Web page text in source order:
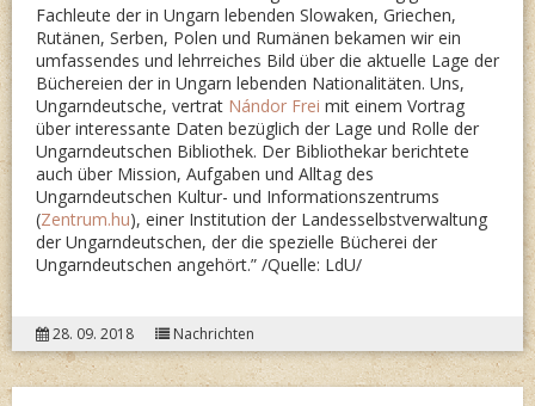
Fachleute der in Ungarn lebenden Slowaken, Griechen,
Rutänen, Serben, Polen und Rumänen bekamen wir ein
umfassendes und lehrreiches Bild über die aktuelle Lage der
Büchereien der in Ungarn lebenden Nationalitäten. Uns,
Ungarndeutsche, vertrat Nándor Frei mit einem Vortrag
über interessante Daten bezüglich der Lage und Rolle der
Ungarndeutschen Bibliothek. Der Bibliothekar berichtete
auch über Mission, Aufgaben und Alltag des
Ungarndeutschen Kultur- und Informationszentrums
(Zentrum.hu), einer Institution der Landesselbstverwaltung
der Ungarndeutschen, der die spezielle Bücherei der
Ungarndeutschen angehört.” /Quelle: LdU/
28. 09. 2018 Nachrichten